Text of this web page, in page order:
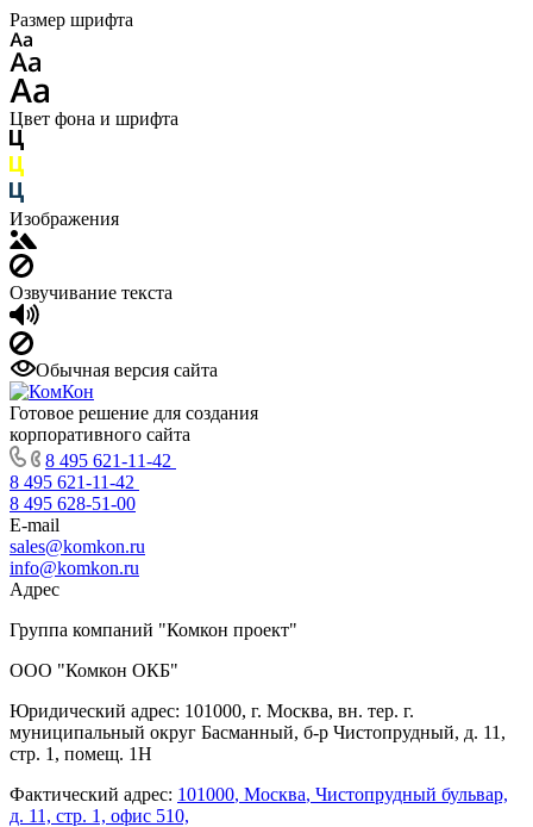
Размер шрифта
Цвет фона и шрифта
Изображения
Озвучивание текста
Обычная версия сайта
Готовое решение для создания
корпоративного сайта
8 495 621-11-42
8 495 621-11-42
8 495 628-51-00
E-mail
sales@komkon.ru
info@komkon.ru
Адрес
Группа компаний "Комкон проект"
ООО "Комкон ОКБ"
Юридический адрес: 101000, г. Москва, вн. тер. г.
муниципальный округ Басманный, б-р Чистопрудный, д. 11,
стр. 1, помещ. 1Н
Фактический адрес: 101000, Москва, Чистопрудный бульвар,
д. 11, стр. 1, офис 510,